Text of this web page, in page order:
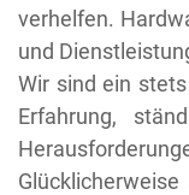
verhelfen.
und
Wir sind ein
Erfahrung,